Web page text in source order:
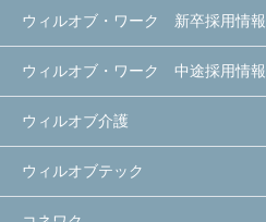
ウィルオブ・ワーク 新卒採用情報
ウィルオブ・ワーク 中途採用情報
ウィルオブ介護
ウィルオブテック